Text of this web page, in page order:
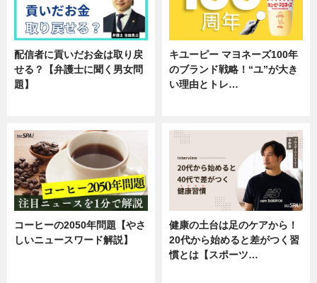
配信者に貢いだお金は取り戻
せる？【弁護士に聞く男女問
題】
キユーピー マヨネーズ100年
のブランド戦略！“ユ”が大き
い理由とトレ…
コーヒーの2050年問題【やさ
しいニュースワード解説】
健康の土台は足のケアから！
20代から始めると差がつく習
慣とは【スポーツ…